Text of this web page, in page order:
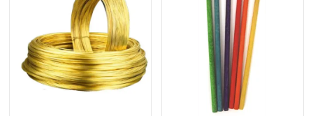
מספר
סוגים.
ניתן
לבחור
את
האפשרויות